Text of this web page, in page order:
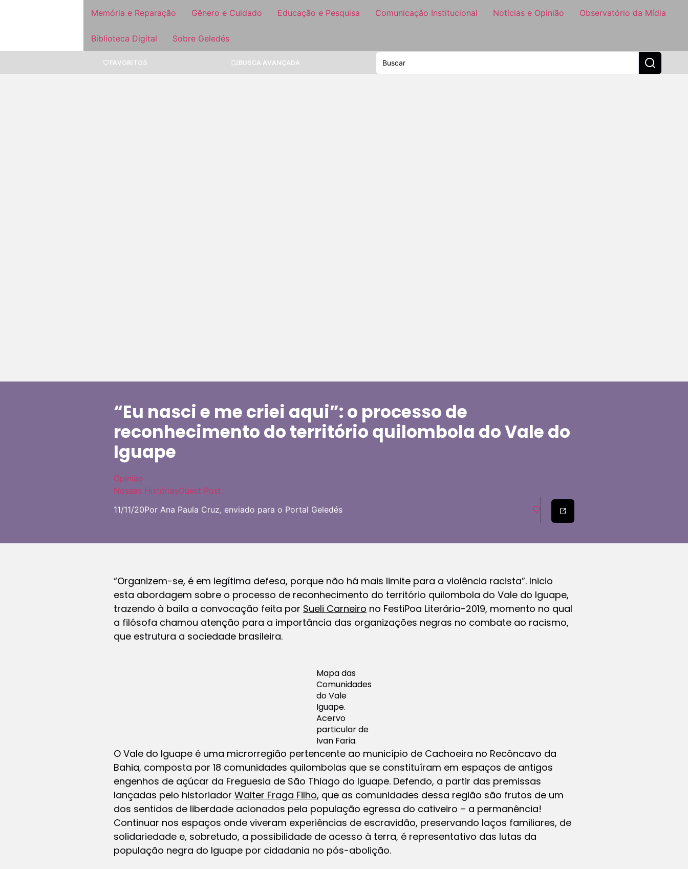
Memória e Reparação Gênero e Cuidado Educação e Pesquisa Comunicação Institucional Notícias e Opinião Observatório da Mídia
Biblioteca Digital Sobre Geledés
FAVORITOS BUSCA AVANÇADA
“Eu nasci e me criei aqui”: o processo de
reconhecimento do território quilombola do Vale do
Iguape
Opinião
Nossas HistóriasGuest Post
11/11/20Por Ana Paula Cruz, enviado para o Portal Geledés
“Organizem-se, é em legítima defesa, porque não há mais limite para a violência racista”. Inicio
esta abordagem sobre o processo de reconhecimento do território quilombola do Vale do Iguape,
trazendo à baila a convocação feita por Sueli Carneiro no FestiPoa Literária-2019, momento no qual
a filósofa chamou atenção para a importância das organizações negras no combate ao racismo,
que estrutura a sociedade brasileira.
Mapa das
Comunidades
do Vale
Iguape.
Acervo
particular de
Ivan Faria.
O Vale do Iguape é uma microrregião pertencente ao município de Cachoeira no Recôncavo da
Bahia, composta por 18 comunidades quilombolas que se constituíram em espaços de antigos
engenhos de açúcar da Freguesia de São Thiago do Iguape. Defendo, a partir das premissas
lançadas pelo historiador Walter Fraga Filho, que as comunidades dessa região são frutos de um
dos sentidos de liberdade acionados pela população egressa do cativeiro – a permanência!
Continuar nos espaços onde viveram experiências de escravidão, preservando laços familiares, de
solidariedade e, sobretudo, a possibilidade de acesso à terra, é representativo das lutas da
população negra do Iguape por cidadania no pós-abolição.